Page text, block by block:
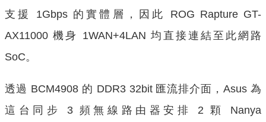
支援 1Gbps 的實體層，因此 ROG Rapture GT-
AX11000 機身 1WAN+4LAN 均直接連結至此網路
SoC。
透過 BCM4908 的 DDR3 32bit 匯流排介面，Asus 為
這台同步 3 頻無線路由器安排 2 顆 Nanya